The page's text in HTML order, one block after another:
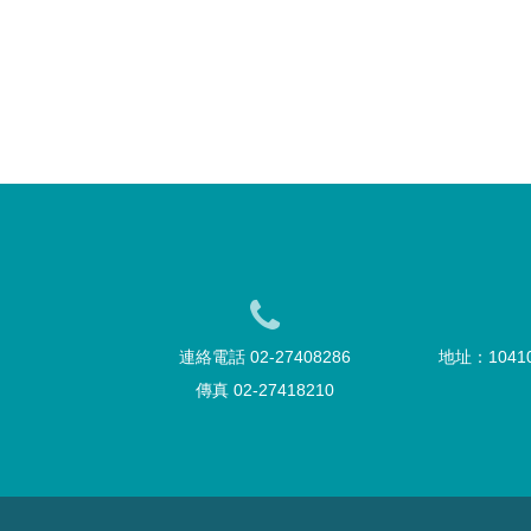
連絡電話 02-27408286
傳真 02-27418210
地址：